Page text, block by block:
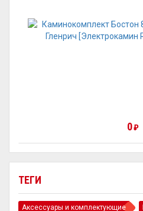
ТЕГИ
Аксессуары и комплектующие
0₽